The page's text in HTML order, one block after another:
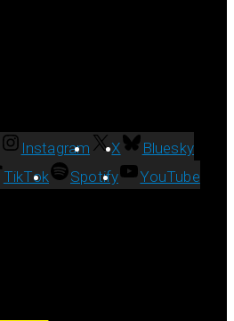
Instagram X
Bluesky
TikTok Spotify YouTube